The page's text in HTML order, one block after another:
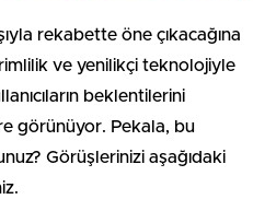
rekabette öne çıkacağına
ve yenilikçi teknolojiyle
beklentilerini
görünüyor. Pekala, bu
Görüşlerinizi aşağıdaki